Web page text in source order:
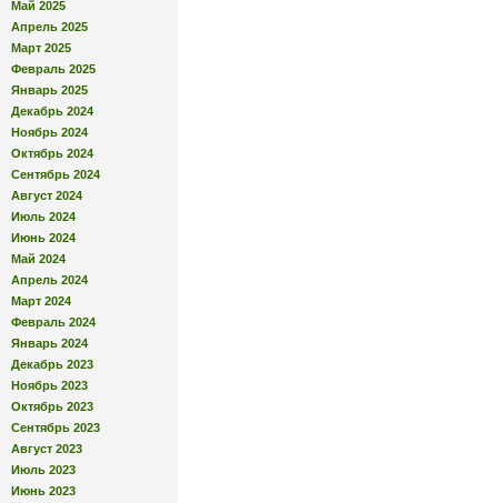
Май 2025
Апрель 2025
Март 2025
Февраль 2025
Январь 2025
Декабрь 2024
Ноябрь 2024
Октябрь 2024
Сентябрь 2024
Август 2024
Июль 2024
Июнь 2024
Май 2024
Апрель 2024
Март 2024
Февраль 2024
Январь 2024
Декабрь 2023
Ноябрь 2023
Октябрь 2023
Сентябрь 2023
Август 2023
Июль 2023
Июнь 2023